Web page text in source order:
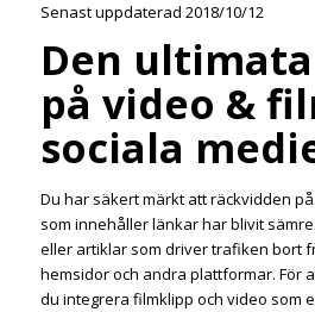
Senast uppdaterad 2018/10/12
Den
på video &
sociala
Du har säkert märkt att räckvidden
som innehåller länkar har blivit
eller artiklar som driver trafiken bort
hemsidor och andra plattformar. För
du integrera filmklipp och video som